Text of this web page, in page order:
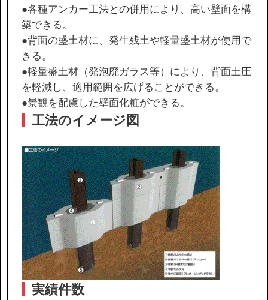
●各種アンカー工法との併用により、高い壁面を構
築できる。
●背面の盛土材に、発生残土や軽量盛土材が使用で
きる。
●軽量盛土材（発泡廃ガラス等）により、背面土圧
を軽減し、適用範囲を広げることができる。
●景観を配慮した壁面化粧ができる。
工法のイメージ図
実績件数